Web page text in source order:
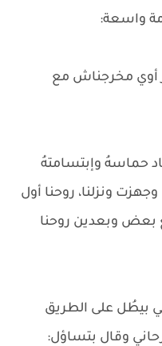
واسعة:
أوي مخرجناش مع
حماسهُ وإبتسامتهُ
ونزلنا، روحنا أول
بعض وبعدين روحنا
بيطُل على الطريق
وقال بتساؤل: